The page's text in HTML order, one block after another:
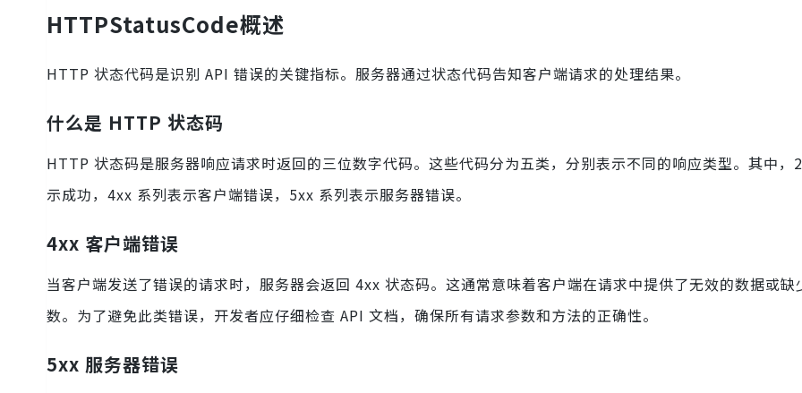
HTTPStatusCode概述
HTTP 状态代码是识别 API 错误的关键指标。服务器通过状态代码告知客户端请求的处理结果。
什么是 HTTP 状态码
HTTP 状态码是服务器响应请求时返回的三位数字代码。这些代码分为五类，分别表示不同的响应类型。其中，
示成功，4xx 系列表示客户端错误，5xx 系列表示服务器错误。
4xx 客户端错误
当客户端发送了错误的请求时，服务器会返回 4xx 状态码。这通常意味着客户端在请求中提供了无效的数据或缺
数。为了避免此类错误，开发者应仔细检查 API 文档，确保所有请求参数和方法的正确性。
5xx 服务器错误